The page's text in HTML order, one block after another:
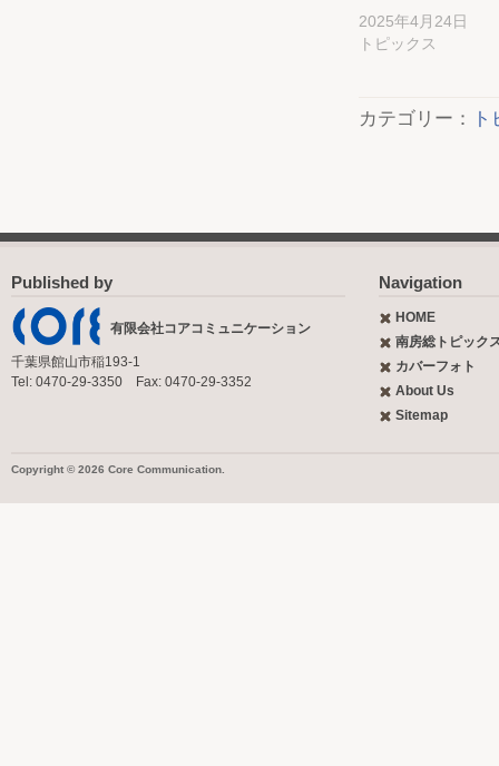
2025年4月24日
トピックス
カテゴリー：
Published by
有限会社コアコミュニケーション
千葉県館山市稲193-1
Tel: 0470-29-3350 Fax: 0470-29-3352
Navigation
HOME
南房総トピック
カバーフォト
About Us
Sitemap
Copyright © 2026 Core Communication.